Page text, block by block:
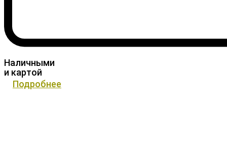
Наличными
и картой
Подробнее